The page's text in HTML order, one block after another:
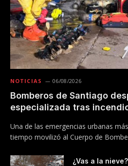
NOTICIAS 06/08/2026
Bomberos de Santiago
especializada tras
Una de las emergencias urbanas
tiempo movilizó al Cuerpo de
¿Vas a la